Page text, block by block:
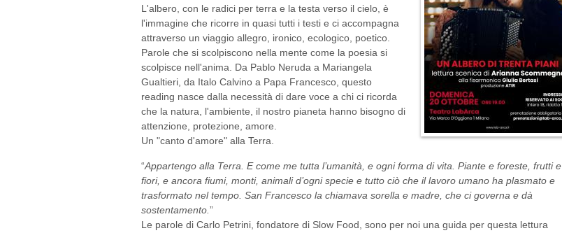
L'albero, con le radici per terra e la testa verso il cielo, è
l'immagine che ricorre in quasi tutti i testi e ci accompagna
attraverso un viaggio allegro, ironico, ecologico, poetico.
Parole che si scolpiscono nella mente come la poesia si
scolpisce nell'anima. Da Pablo Neruda a Mariangela
Gualtieri, da Italo Calvino a Papa Francesco, questo
reading nasce dalla necessità di dare voce a chi ci ricorda
che la natura, l'ambiente, il nostro pianeta hanno bisogno di
attenzione, protezione, amore.
Un "canto d'amore" alla Terra.
“Appartengo alla Terra. E come me tutta l’umanità, e ogni forma di vita. Piante e foreste, frutti e
fiori, e ancora fiumi, monti, animali d’ogni specie e tutto ciò che il lavoro umano ha plasmato e
trasformato nel tempo. San Francesco la chiamava sorella e madre, che ci governa e dà
sostentamento. ”
Le parole di Carlo Petrini, fondatore di Slow Food, sono per noi una guida per questa lettura